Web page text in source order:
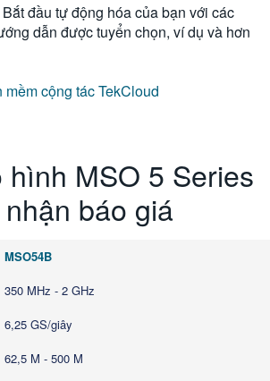
Bắt đầu tự động hóa của bạn với các
dẫn được tuyển chọn, ví dụ và hơn
cộng tác TekCloud
hình MSO 5 Series
báo giá
MSO54B
350 MHz - 2 GHz
6,25 GS/giây
62,5 M - 500 M